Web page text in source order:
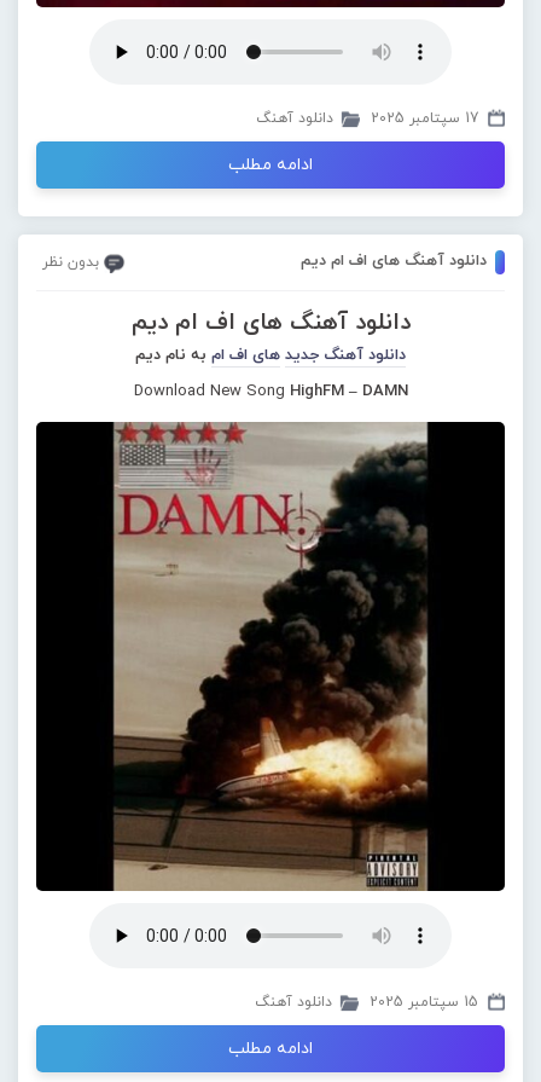
17 سپتامبر 2025 دانلود آهنگ
ادامه مطلب
دانلود آهنگ های اف ام دیم بدون نظر
دانلود آهنگ های اف ام دیم
دانلود آهنگ جدید های اف ام به نام دیم
Download New Song HighFM – DAMN
15 سپتامبر 2025 دانلود آهنگ
ادامه مطلب